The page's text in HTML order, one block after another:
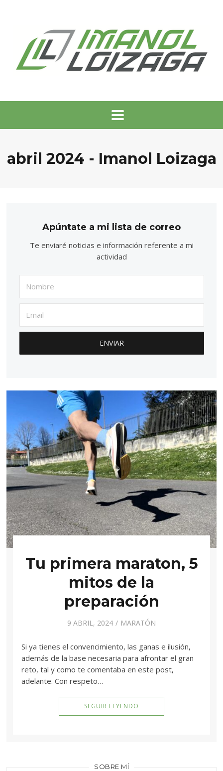
abril 2024 - Imanol Loizaga
Apúntate a mi lista de correo
Te enviaré noticias e información referente a mi
actividad
Tu primera maraton, 5
mitos de la
preparación
9 ABRIL, 2024 MARATÓN
Si ya tienes el convencimiento, las ganas e ilusión,
además de la base necesaria para afrontar el gran
reto, tal y como te comentaba en este post,
adelante. Con respeto…
SEGUIR LEYENDO
SOBRE MÍ